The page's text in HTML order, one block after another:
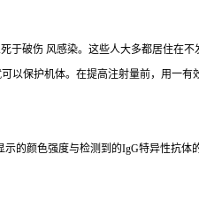
于破伤 风感染。这些人大多都居住在
以保护机体。在提高注射量前，用一有
的颜色强度与检测到的IgG特异性抗体